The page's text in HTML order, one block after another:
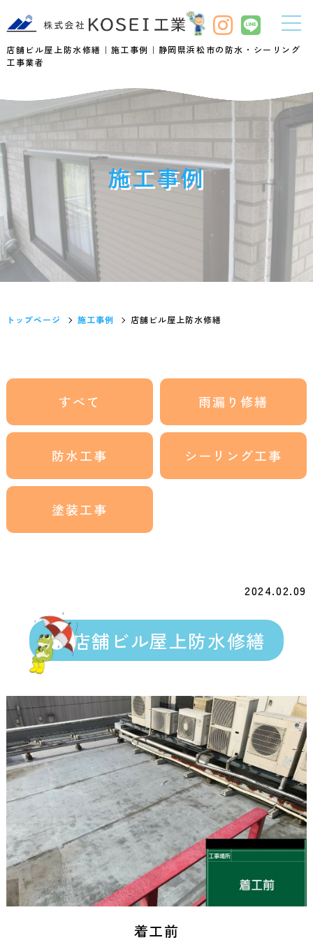
店舗ビル屋上防水修繕｜施工事例｜静岡県浜松市の防水・シーリング
工事業者
施工事例
トップページ 施工事例 店舗ビル屋上防水修繕
すべて 雨漏り修繕
防水工事 シーリング工事
塗装工事
2024.02.09
店舗ビル屋上防水修繕
着工前